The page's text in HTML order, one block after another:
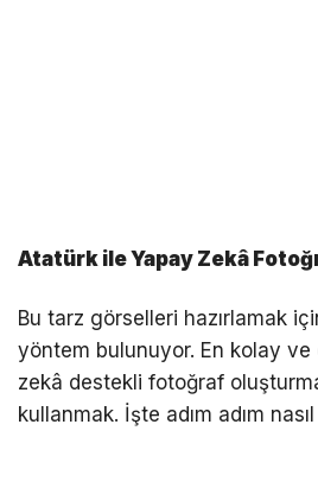
Atatürk ile Yapay Zekâ
Bu tarz görselleri hazırlamak
yöntem bulunuyor. En kolay ve
zekâ destekli fotoğraf
kullanmak. İşte adım adım nasıl